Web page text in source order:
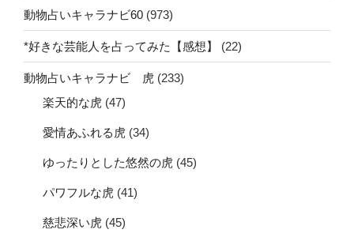
動物占いキャラナビ60 (973)
*好きな芸能人を占ってみた【感想】 (22)
動物占いキャラナビ 虎 (233)
楽天的な虎 (47)
愛情あふれる虎 (34)
ゆったりとした悠然の虎 (45)
パワフルな虎 (41)
慈悲深い虎 (45)